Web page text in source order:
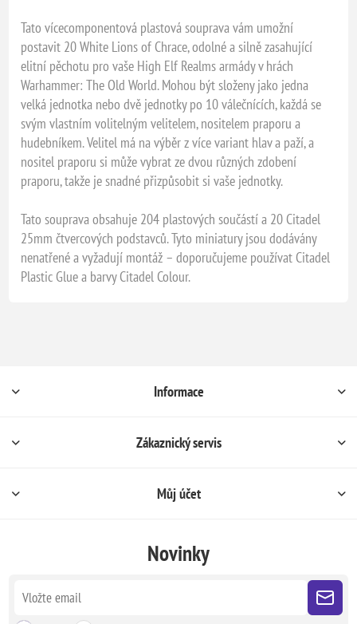
Tato vícecomponentová plastová souprava vám umožní
postavit 20 White Lions of Chrace, odolné a silně zasahující
elitní pěchotu pro vaše High Elf Realms armády v hrách
Warhammer: The Old World. Mohou být složeny jako jedna
velká jednotka nebo dvě jednotky po 10 válečnících, každá se
svým vlastním volitelným velitelem, nositelem praporu a
hudebníkem. Velitel má na výběr z více variant hlav a paží, a
nositel praporu si může vybrat ze dvou různých zdobení
praporu, takže je snadné přizpůsobit si vaše jednotky.
Tato souprava obsahuje 204 plastových součástí a 20 Citadel
25mm čtvercových podstavců. Tyto miniatury jsou dodávány
nenatřené a vyžadují montáž – doporučujeme používat Citadel
Plastic Glue a barvy Citadel Colour.
Informace
Zákaznický servis
Můj účet
Novinky